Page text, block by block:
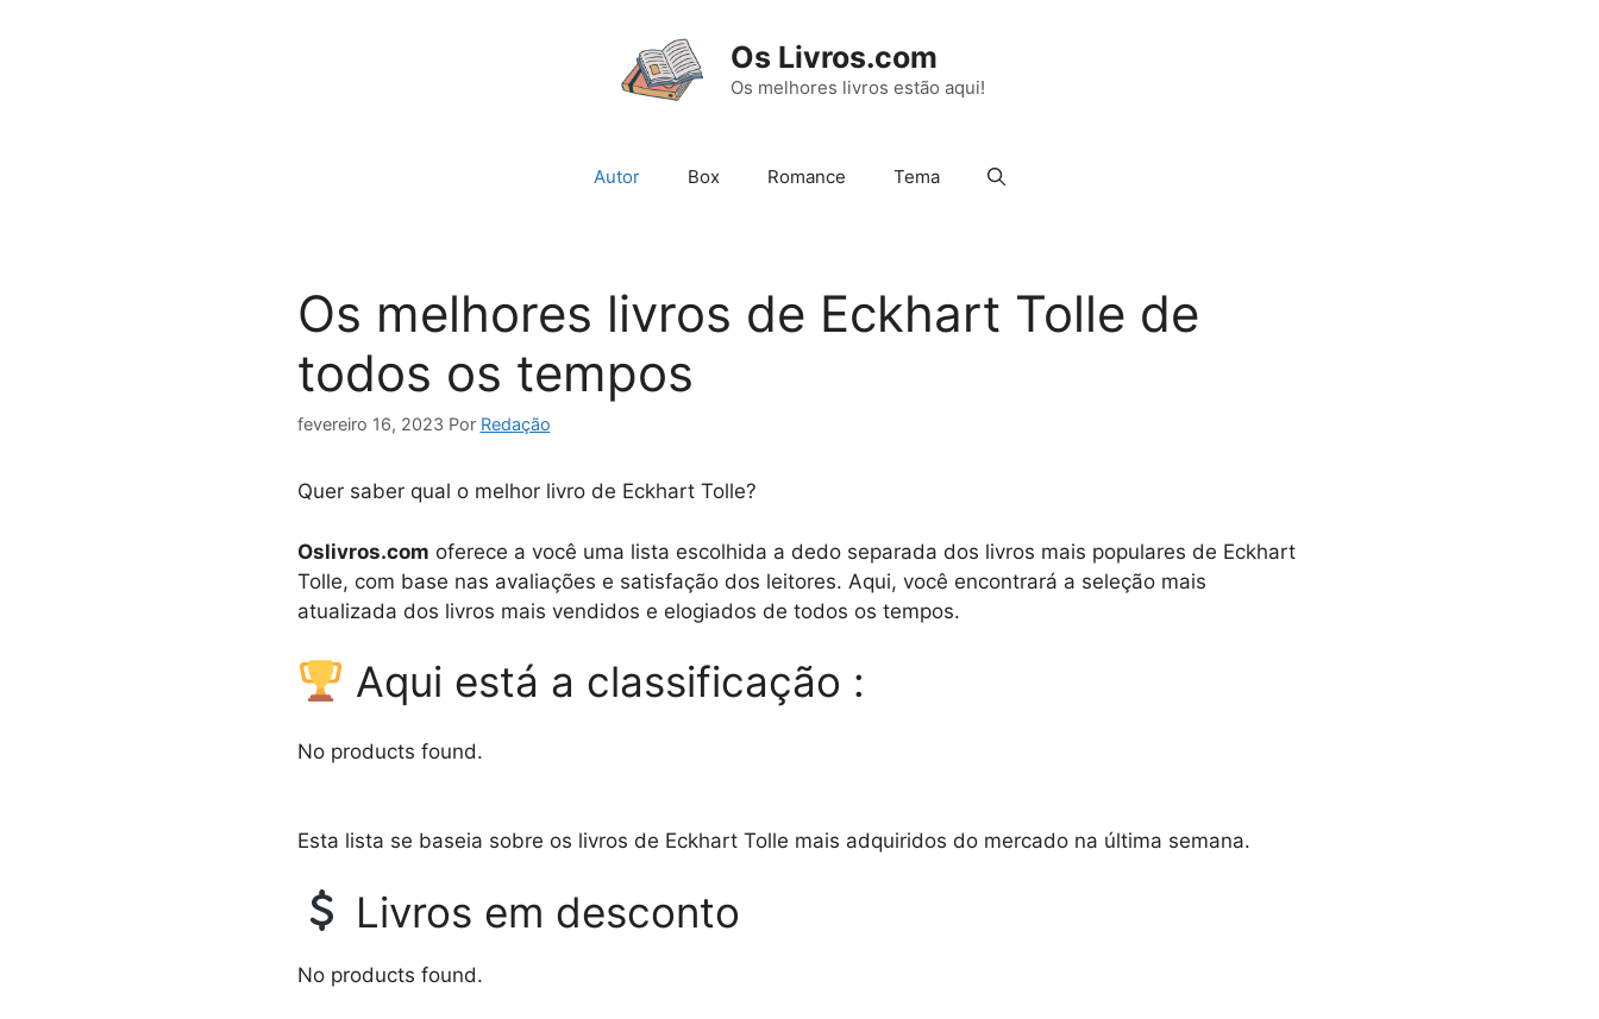
Os Livros.com
Os melhores livros estão aqui!
Autor Box Romance Tema
Os melhores livros de Eckhart Tolle de
todos os tempos
fevereiro 16, 2023 Por Redação
Quer saber qual o melhor livro de Eckhart Tolle?
Oslivros.com oferece a você uma lista escolhida a dedo separada dos livros mais populares de Eckhart
Tolle, com base nas avaliações e satisfação dos leitores. Aqui, você encontrará a seleção mais
atualizada dos livros mais vendidos e elogiados de todos os tempos.
Aqui está a classificação :
No products found.
Esta lista se baseia sobre os livros de Eckhart Tolle mais adquiridos do mercado na última semana.
Livros em desconto
No products found.